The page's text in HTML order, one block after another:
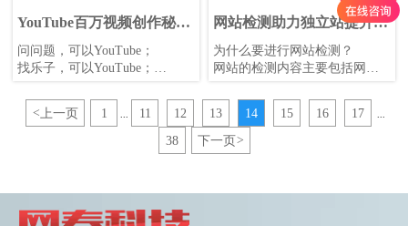
铺信息，可以了解企业历史文
化、产品详情、企业联系方式
YouTube百万视频创作秘
籍！视频流量一文打尽！
问问题，可以YouTube；
找乐子，可以YouTube；
YouTube！
YouTube是一款涵盖了大量优质
网站检测助力独立站提升获
客！
为什么要进行网站检测？
网站的检测内容主要包括网站
客户体验度分析这三个方面，
主要是为了保障网站的安全性
及体验度，同时提高网站的营
销性能，为SEO提供坚实的基
< 上一页 1 11 12 13 14 15 16 17
38 下一页 >